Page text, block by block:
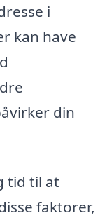
i
kan have
din
tid til at
faktorer,